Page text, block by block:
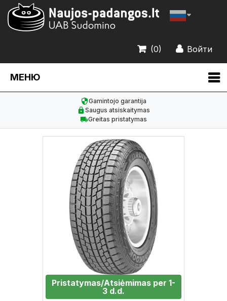
Войти
(0)
МЕНЮ
Gamintojo garantija
Saugus atsiskaitymas
Greitas pristatymas
Pristatymas/Atsiėmimas per 1-
3 d.d.